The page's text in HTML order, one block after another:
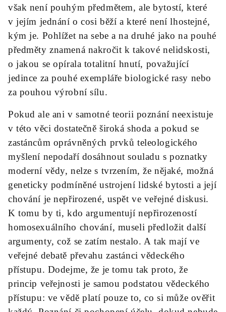
však není pouhým předmětem, ale bytostí, které
v jejím jednání o cosi běží a které není lhostejné,
kým je. Pohlížet na sebe a na druhé jako na pouhé
předměty znamená nakročit k takové nelidskosti,
o jakou se opírala totalitní hnutí, považující
jedince za pouhé exempláře biologické rasy nebo
za pouhou výrobní sílu.
Pokud ale ani v samotné teorii poznání neexistuje
v této věci dostatečně široká shoda a pokud se
zastáncům oprávněných prvků teleologického
myšlení nepodaří dosáhnout souladu s poznatky
moderní vědy, nelze s tvrzením, že nějaké, možná
geneticky podmíněné ustrojení lidské bytosti a její
chování je nepřirozené, uspět ve veřejné diskusi.
K tomu by ti, kdo argumentují nepřirozeností
homosexuálního chování, museli předložit další
argumenty, což se zatím nestalo. A tak mají ve
veřejné debatě převahu zastánci vědeckého
přístupu. Dodejme, že je tomu tak proto, že
princip veřejnosti je samou podstatou vědeckého
přístupu: ve vědě platí pouze to, co si může ověřit